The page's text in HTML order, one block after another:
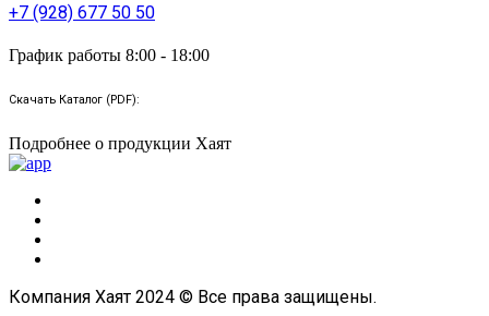
+7 (928) 677 50 50
График работы 8:00 - 18:00
Скачать Каталог (PDF):
Подробнее о продукции Хаят
Компания Хаят 2024 © Все права защищены.